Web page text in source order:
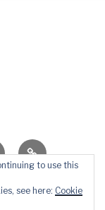
PB
to use this
see here: Cookie